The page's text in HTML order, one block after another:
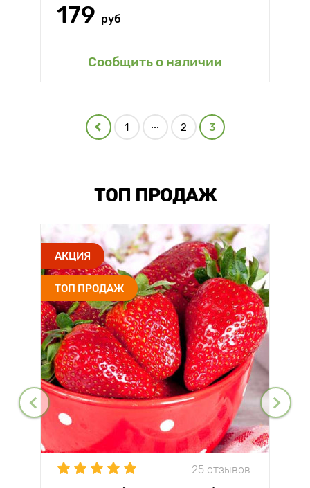
179 руб
Сообщить о наличии
1 ... 2 3
ТОП ПРОДАЖ
АКЦИЯ
ТОП ПРОДАЖ
25 отзывов